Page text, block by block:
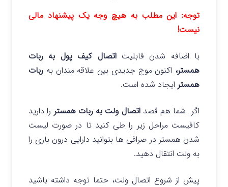
توجه: این مطلب به هیچ وجه یک پیشنهاد مالی
نیست!
با اضافه شدن قابلیت اتصال کیف پول به ربات
همستر، اکنون موج جدیدی بین علاقه مندان به ربات
همستر ایجاد شده است.
اگر شما هم قصداتصال ولت به ربات همستر را دارید
کافیست مراحل زیر را طی کنید تا در صورت لیست
شدن همستر در صرافی ها بتوانید دارایی درون بازی را
به ولت انتقال دهید.
پیش از شروع اتصال ولت، حتما توجه داشته باشید